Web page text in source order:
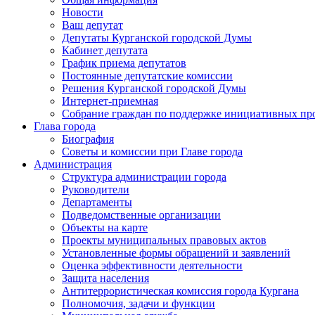
Новости
Ваш депутат
Депутаты Курганской городской Думы
Кабинет депутата
График приема депутатов
Постоянные депутатские комиссии
Решения Курганской городской Думы
Интернет-приемная
Собрание граждан по поддержке инициативных
Глава города
Биография
Советы и комиссии при Главе города
Администрация
Структура администрации города
Руководители
Департаменты
Подведомственные организации
Объекты на карте
Проекты муниципальных правовых актов
Установленные формы обращений и заявлений
Оценка эффективности деятельности
Защита населения
Антитеррористическая комиссия города Кургана
Полномочия, задачи и функции